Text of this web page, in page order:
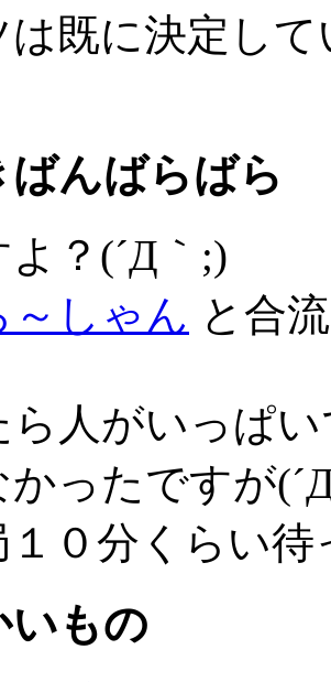
は既に決定し
ばんばらばら
？(´Д｀;)
～しゃん と合
ら人がいっぱ
かったですが
０分くらい待
いもの